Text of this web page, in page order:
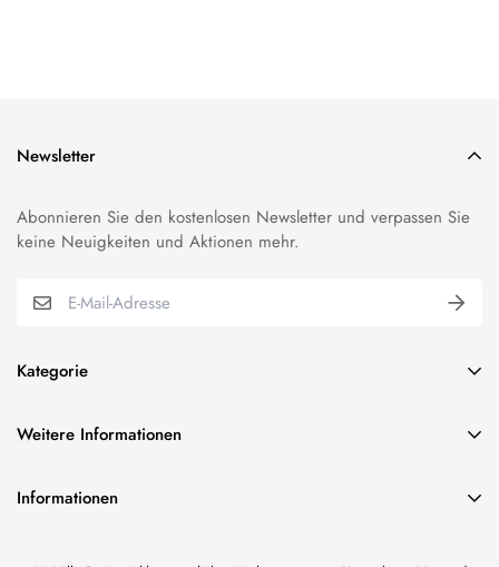
Kategorie
BUNDESWEHR EFFEKTEN
ORDEN & ABZEICHEN
KORDELN/TRESSE & FRANSEN
Newsletter
Abonnieren Sie den kostenlosen Newsletter und verpassen Sie
keine Neuigkeiten und Aktionen mehr.
Weitere Informationen
über uns
Informationen